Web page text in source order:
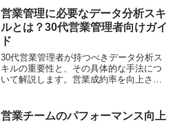
営業管理に必要なデータ分析スキ
ルとは？30代営業管理者向けガイ
ド
30代営業管理者が持つべきデータ分析ス
キルの重要性と、その具体的な手法につ
いて解説します。営業成約率を向上させ
営業チームのパフォーマンス向上